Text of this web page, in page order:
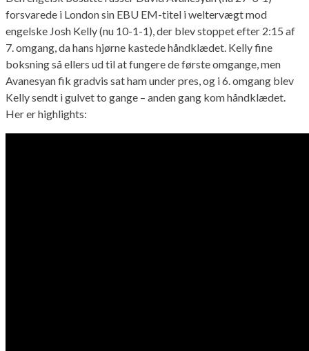
forsvarede i London sin EBU EM-titel i weltervægt mod
engelske Josh Kelly (nu 10-1-1), der blev stoppet efter 2:15 af
7. omgang, da hans hjørne kastede håndklædet. Kelly fine
boksning så ellers ud til at fungere de første omgange, men
Avanesyan fik gradvis sat ham under pres, og i 6. omgang blev
Kelly sendt i gulvet to gange – anden gang kom håndklædet.
Her er highlights: